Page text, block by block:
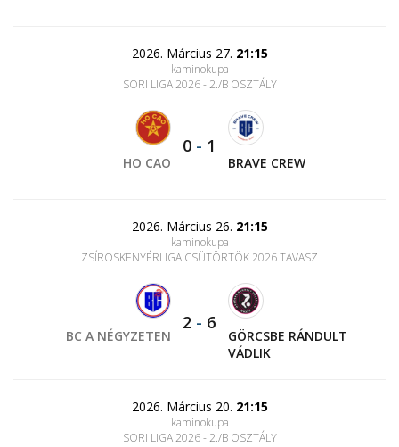
2026. Március 27. 21:15
kaminokupa
SORI LIGA 2026 - 2./B OSZTÁLY
HO CAO
0 - 1
BRAVE CREW
2026. Március 26. 21:15
kaminokupa
ZSÍROSKENYÉRLIGA CSÜTÖRTÖK 2026 TAVASZ
BC A NÉGYZETEN
2 - 6
GÖRCSBE RÁNDULT
VÁDLIK
2026. Március 20. 21:15
kaminokupa
SORI LIGA 2026 - 2./B OSZTÁLY